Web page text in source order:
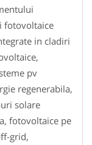
fotovoltaice
in cladiri
pv
regenerabila,
solare
fotovoltaice pe
grid,